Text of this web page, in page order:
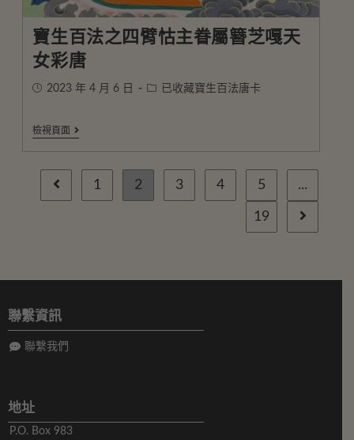
寶生百法之四臂怙主眷屬簪芝嘎天
女彩唐
2023 年 4 月 6 日 已收藏寶生百法唐卡
檢視頁面
1 2 3 4 5 ...
19
聯繫資訊
聯繫我們
地址
P.O. Box 983